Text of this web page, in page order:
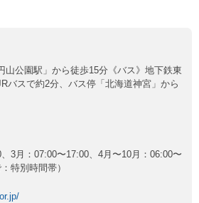
山公園駅」から徒歩15分《バス》地下鉄東
バスで約2分、バス停「北海道神宮」から
3月：07:00〜17:00、4月〜10月：06:00〜
特別時間帯）